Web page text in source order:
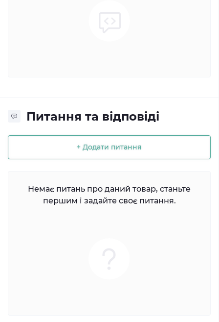
Питання та відповіді
+ Додати питання
Немає питань про даний товар, станьте
першим і задайте своє питання.